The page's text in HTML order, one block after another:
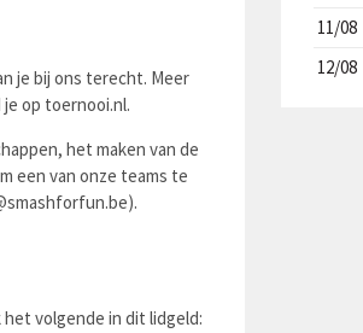
je bij ons terecht. Meer
op toernooi.nl.
het maken van de
een van onze teams te
).
volgende in dit lidgeld:
11/08
12/08